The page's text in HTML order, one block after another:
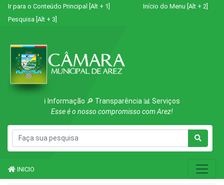
Ir para o Conteúdo Principal [Alt + 1]
Início do Menu [Alt + 2]
Pesquisa [Alt + 3]
ℹ️ Informação 🔎 Transparência 📊 Serviços
Esse é o nosso compromisso com Arez!
INICIO